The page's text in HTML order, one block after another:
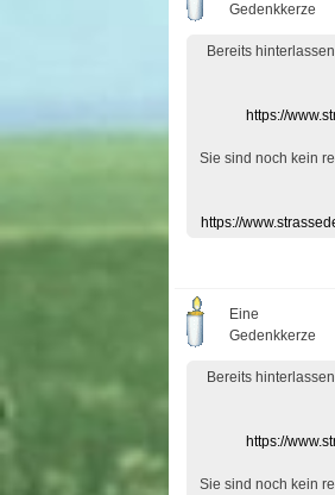
Gedenkkerze
Bereits
https://
Sie sind noch kein
https://
Eine
Gedenkkerze
Bereits
https://
Sie sind noch kein